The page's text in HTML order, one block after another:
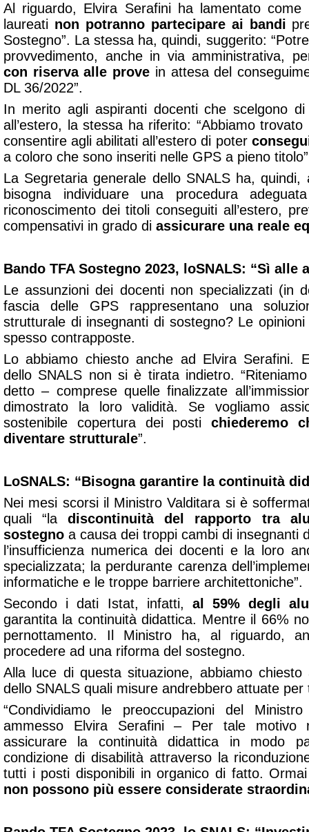
Al riguardo, Elvira Serafini ha lamentato come
laureati non potranno partecipare ai bandi
Sostegno”. La stessa ha, quindi, suggerito:
provvedimento, anche in via amministrativa,
con riserva alle prove in attesa del
DL 36/2022”.
In merito agli aspiranti docenti che scelgono di
all’estero, la stessa ha riferito: “Abbiamo
consentire agli abilitati all’estero di poter
a coloro che sono inseriti nelle GPS a pieno
La Segretaria generale dello SNALS ha, quindi,
bisogna individuare una procedura
riconoscimento dei titoli conseguiti all’estero,
compensativi in grado di assicurare una reale
Bando TFA Sostegno 2023, l oSNALS: “Sì alle
Le assunzioni dei docenti non specializzati (in
fascia delle GPS rappresentano una
strutturale di insegnanti di sostegno? Le
spesso contrapposte.
Lo abbiamo chiesto anche ad Elvira Serafini.
dello SNALS non si è tirata indietro.
detto – comprese quelle finalizzate
dimostrato la loro validità. Se vogliamo
sostenibile copertura dei posti chiederemo
diventare strutturale”.
LoSNALS: “Bisogna garantire la continuità
Nei mesi scorsi il Ministro Valditara si è
quali “ladiscontinuità del rapporto tra
sostegno a causa dei troppi cambi di insegnanti
l’insufficienza numerica dei docenti e la loro
specializzata; la perdurante carenza
informatiche e le troppe barriere architettoniche”.
Secondo i dati Istat, infatti, al 59% degli
garantita la continuità didattica. Mentre il 66%
pernottamento. Il Ministro ha, al riguardo,
procedere ad una riforma del sostegno.
Alla luce di questa situazione, abbiamo chiesto
dello SNALS quali misure andrebbero attuate per
“Condividiamo le preoccupazioni del
ammesso Elvira Serafini – Per tale motivo
assicurare la continuità didattica in modo
condizione di disabilità attraverso la
tutti i posti disponibili in organico di fatto.
non possono più essere considerate